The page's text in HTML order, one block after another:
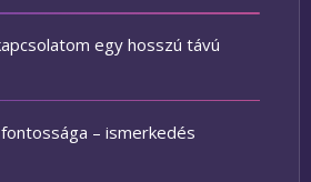
egy hosszú távú
– ismerkedés